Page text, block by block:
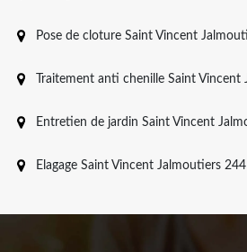
Pose de cloture Saint Vincent
Traitement anti chenille Saint
Entretien de jardin Saint Vincent
Elagage Saint Vincent Jalmoutiers